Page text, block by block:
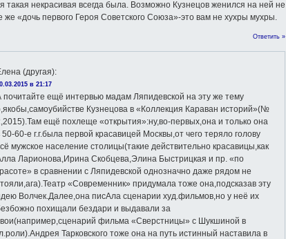
такая некрасивая всегда была. Возможно Кузнецов женился на ней не
же «дочь первого Героя Советского Союза»-это вам не хухры мухры.
Ответить »
(другая):
в 21:17
почитайте ещё интервью мадам Ляпидевской на эту же тему
Кузнецова в «Коллекция Караван историй»(№
ещё похлеще «открытия»:ну,во-первых,она и только она
50-60-е г.г.была первой красавицей Москвы,от чего теряло голову
мужское население столицы(такие действительно красавицы,как
Ларионова,Ирина Скобцева,Элина Быстрицкая и пр. «по
в сравнении с Ляпидевской однозначно даже рядом не
«Современник» придумала тоже она,подсказав эту
Волчек.Далее,она писАла сценарии худ.фильмов,но у неё их
похищали бездари и выдавали за
фильма «Сверстницы» с Шукшиной в
Тарковского тоже она на путь истинный наставила в